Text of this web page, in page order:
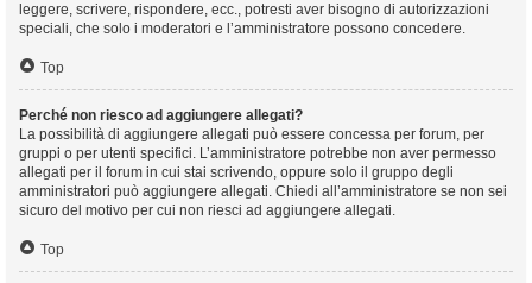
leggere, scrivere, rispondere, ecc., potresti aver bisogno di autorizzazioni
speciali, che solo i moderatori e l’amministratore possono concedere.
Top
Perché non riesco ad aggiungere allegati?
La possibilità di aggiungere allegati può essere concessa per forum, per
gruppi o per utenti specifici. L’amministratore potrebbe non aver permesso
allegati per il forum in cui stai scrivendo, oppure solo il gruppo degli
amministratori può aggiungere allegati. Chiedi all’amministratore se non sei
sicuro del motivo per cui non riesci ad aggiungere allegati.
Top